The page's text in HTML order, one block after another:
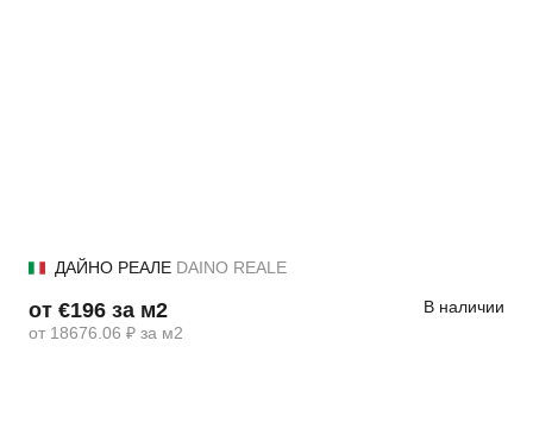
ДАЙНО РЕАЛЕ DAINO REALE
от €196 за м2
от 18676.06 ₽ за м2
В наличии